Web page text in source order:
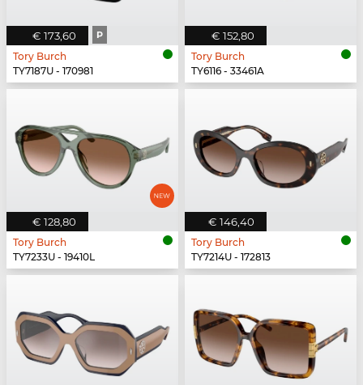
€ 173,60 P
Tory Burch
TY7187U - 170981
€ 152,80
Tory Burch
TY6116 - 33461A
€ 128,80
Tory Burch
TY7233U - 19410L
€ 146,40
Tory Burch
TY7214U - 172813